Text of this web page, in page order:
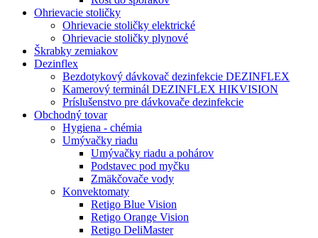
Ohrievacie stoličky
Ohrievacie stoličky elektrické
Ohrievacie stoličky plynové
Škrabky zemiakov
Dezinflex
Bezdotykový dávkovač dezinfekcie DEZINFLEX
Kamerový terminál DEZINFLEX HIKVISION
Príslušenstvo pre dávkovače dezinfekcie
Obchodný tovar
Hygiena - chémia
Umývačky riadu
Umývačky riadu a pohárov
Podstavec pod myčku
Zmäkčovače vody
Konvektomaty
Retigo Blue Vision
Retigo Orange Vision
Retigo DeliMaster